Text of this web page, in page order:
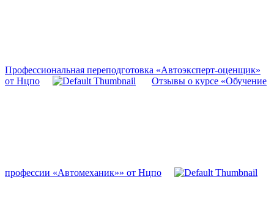
Профессиональная переподготовка «Автоэксперт-оценщик»
от Нцпо
Отзывы о курсе «Обучение
профессии «Автомеханик»» от Нцпо